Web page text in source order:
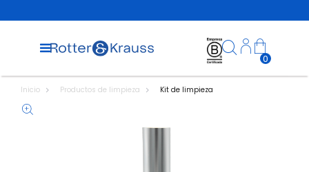
0
Inicio Productos de limpieza Kit de limpieza